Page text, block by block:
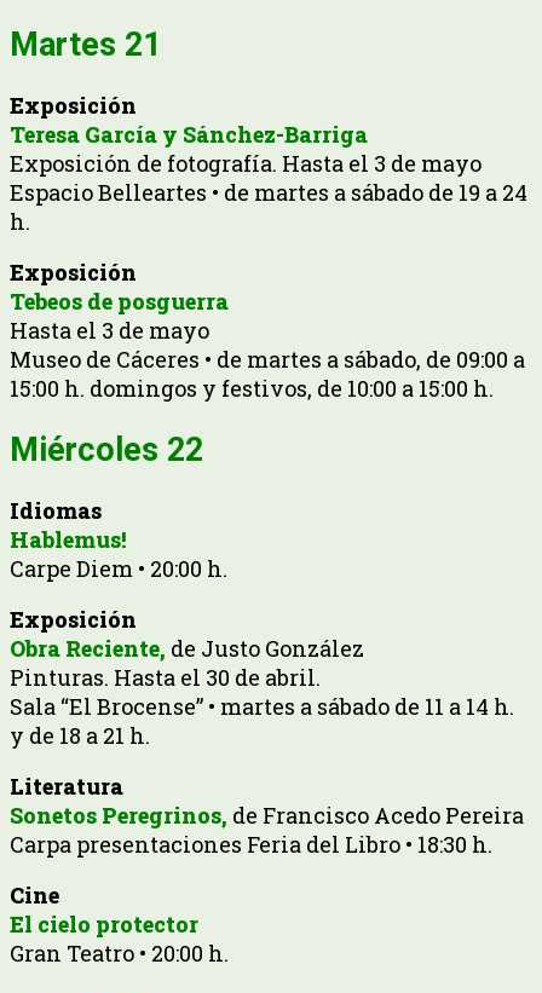
Martes 21
Exposición
Teresa García y Sánchez-Barriga
Exposición de fotografía. Hasta el 3 de mayo
Espacio Belleartes • de martes a sábado de 19 a 24
h.
Exposición
Tebeos de posguerra
Hasta el 3 de mayo
Museo de Cáceres • de martes a sábado, de 09:00 a
15:00 h. domingos y festivos, de 10:00 a 15:00 h.
Miércoles 22
Idiomas
Hablemus!
Carpe Diem • 20:00 h.
Exposición
Obra Reciente, de Justo González
Pinturas. Hasta el 30 de abril.
Sala “El Brocense” • martes a sábado de 11 a 14 h.
y de 18 a 21 h.
Literatura
Sonetos Peregrinos, de Francisco Acedo Pereira
Carpa presentaciones Feria del Libro • 18:30 h.
Cine
El cielo protector
Gran Teatro • 20:00 h.